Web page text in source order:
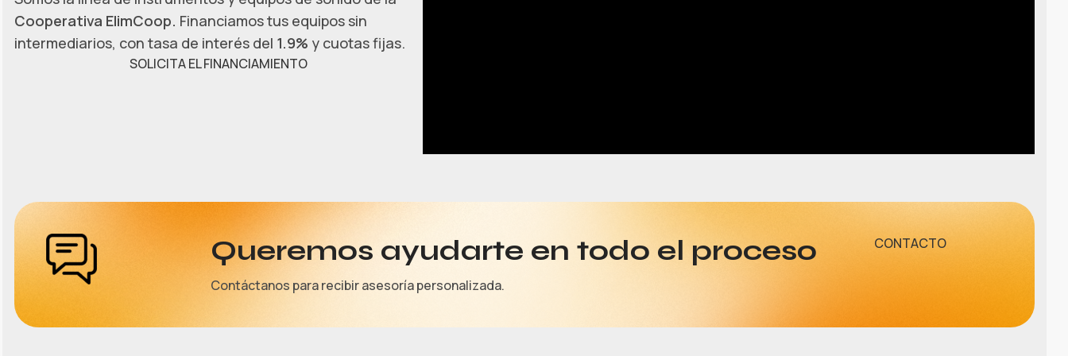
Cooperativa ElimCoop. Financiamos tus equipos sin
intermediarios, con tasa de interés del 1.9% y cuotas fijas.
SOLICITA EL FINANCIAMIENTO
Queremos ayudarte en todo el proceso
Contáctanos para recibir asesoría personalizada.
CONTACTO